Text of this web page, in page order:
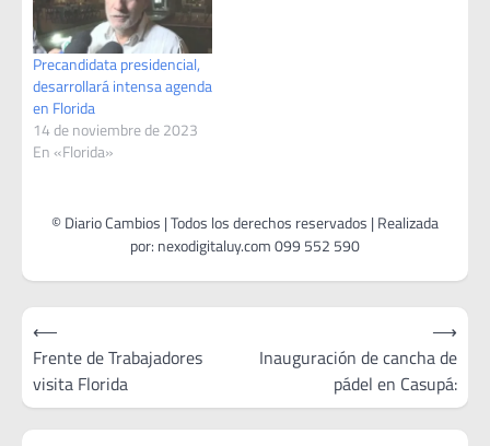
Precandidata presidencial,
desarrollará intensa agenda
en Florida
14 de noviembre de 2023
En «Florida»
Navegación
de
entradas
⟵
Frente de Trabajadores
visita Florida
Inauguración de cancha de
pádel en Casupá:
⟶